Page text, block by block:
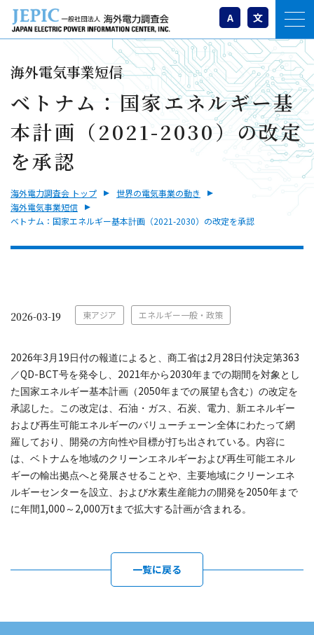
A 文
海外電気事業短信
ベトナム：国家エネルギー基
本計画（2021-2030）の改定
を承認
海外電力調査会 トップ
世界の電気事業の動き
海外電気事業短信
ベトナム：国家エネルギー基本計画（2021-2030）の改定を承認
2026-03-19 東アジア エネルギー一般・政策
2026年3 月 19 日付の報道によると、商工省は2 月 28 日付決定第363
／QD-BCT号を発令し、 2021年から 2030年までの期間を対象とし
た国家エネルギー基本計画（ 2050年までの展望も含む）の改定を
承認した。この改定は、石油・ガス、石炭、電力、新エネルギー
および再生可能エネルギーのバリューチェーン全体にわたって網
羅しており、開発の方向性や目標が打ち出されている。内容に
は、ベトナムを地域のクリーンエネルギーおよび再生可能エネル
ギーの輸出拠点へと発展させることや、主要地域にクリーンエネ
ルギーセンターを設立、および水素生産能力の開発を2050年まで
に年間 1,000 ～ 2,000万t まで拡大する計画が含まれる。
一覧に戻る